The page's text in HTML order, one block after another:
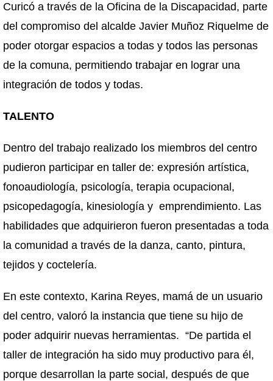
Curicó a través de la Oficina de la Discapacidad, parte
del compromiso del alcalde Javier Muñoz Riquelme de
poder otorgar espacios a todas y todos las personas
de la comuna, permitiendo trabajar en lograr una
integración de todos y todas.
TALENTO
Dentro del trabajo realizado los miembros del centro
pudieron participar en taller de: expresión artística,
fonoaudiología, psicología, terapia ocupacional,
psicopedagogía, kinesiología y emprendimiento. Las
habilidades que adquirieron fueron presentadas a toda
la comunidad a través de la danza, canto, pintura,
tejidos y coctelería.
En este contexto, Karina Reyes, mamá de un usuario
del centro, valoró la instancia que tiene su hijo de
poder adquirir nuevas herramientas. “De partida el
taller de integración ha sido muy productivo para él,
porque desarrollan la parte social, después de que